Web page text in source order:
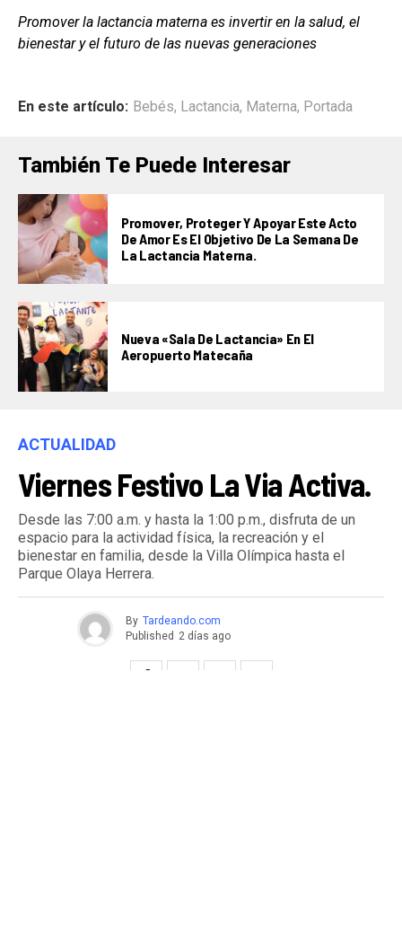
Promover la lactancia materna es invertir en la salud, el
bienestar y el futuro de las nuevas generaciones
En este artículo: Bebés, Lactancia, Materna, Portada
También Te Puede Interesar
Promover, Proteger Y Apoyar Este Acto
De Amor Es El Objetivo De La Semana De
La Lactancia Materna.
Nueva «Sala De Lactancia» En El
Aeropuerto Matecaña
ACTUALIDAD
Viernes Festivo La Via Activa.
Desde las 7:00 a.m. y hasta la 1:00 p.m., disfruta de un
espacio para la actividad física, la recreación y el
bienestar en familia, desde la Villa Olímpica hasta el
Parque Olaya Herrera.
By Tardeando.com
Published 2 días ago